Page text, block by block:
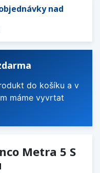
nad
do košíku a v
máme vyvrtat
Metra 5 S